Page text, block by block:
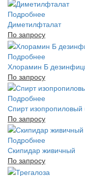
Подробнее
Диметилфталат
По запросу
Подробнее
Хлорамин Б
По запросу
Подробнее
Спирт
По запросу
Подробнее
Скипидар живичный
По запросу